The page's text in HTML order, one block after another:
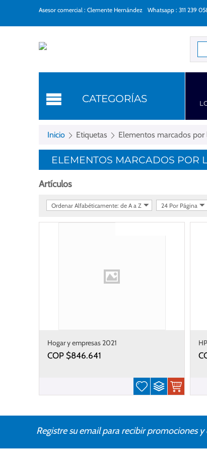
Asesor comercial : Clemente Hernández Whatsapp : 311 239
CATEGORÍAS
Inicio Etiquetas Elementos marcados por
ELEMENTOS MARCADOS POR
Artículos
Ordenar Alfabéticamente: de A a Z 24 Por Página
Hogar y empresas 2021
COP $846.641
Registre su email para recibir promociones y